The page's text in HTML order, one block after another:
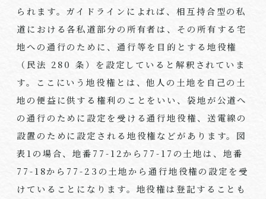
られます。ガイドラインによれば、相互持合型の私
道における各私道部分の所有者は、その所有する宅
地への通行のために、通行等を目的とする地役権
（民法 280 条）を設定していると解釈されていま
す。ここにいう地役権とは、他人の土地を自己の土
地の便益に供する権利のことをいい、袋地が公道へ
の通行のために設定を受ける通行地役権、送電線の
設置のために設定される地役権などがあります。図
表1の場合、地番77-12から77-17の土地は、地番
77-18から77-23の土地から通行地役権の設定を受
けていることになります。地役権は登記することも